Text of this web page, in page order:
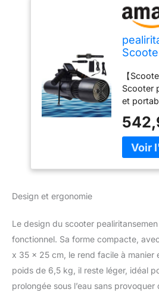
Mer
De
130
【
Scooter
et
de
une
3-7 km/
support
une
peut
sous-
Design et ergonomie
Le design du scooter
fonctionnel. Sa forme compacte,
x 35 x 25 cm, le rend facile à manier
poids de 6,5 kg, il reste léger, idéal
prolongée sous l’eau sans